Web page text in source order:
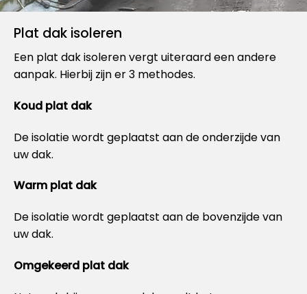
Plat dak isoleren
Een plat dak isoleren vergt uiteraard een andere
aanpak. Hierbij zijn er 3 methodes.
Koud plat dak
De isolatie wordt geplaatst aan de onderzijde van
uw dak.
Warm plat dak
De isolatie wordt geplaatst aan de bovenzijde van
uw dak.
Omgekeerd plat dak